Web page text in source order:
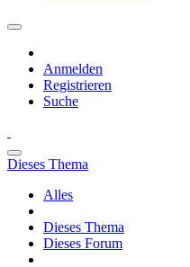
Anmelden
Registrieren
Suche
Dieses Thema
Alles
Dieses Thema
Dieses Forum